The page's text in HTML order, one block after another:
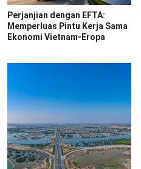
Perjanjian dengan EFTA:
Memperluas Pintu Kerja Sama
Ekonomi Vietnam-Eropa